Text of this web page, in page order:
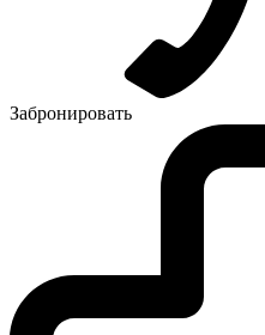
Забронировать